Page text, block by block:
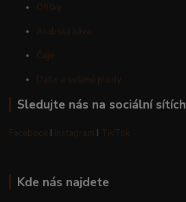
Oříšky
Arabská káva
Čaje
Datle a sušené plody
Sledujte nás na sociální sítích
Facebook I Instagram I TikTok
Kde nás najdete